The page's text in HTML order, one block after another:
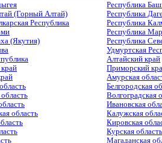
Республика
(Горный Алтай)
Республика
Республика
Республика
Республика
(Якутия)
Республика
Удмуртская
Алтайский край
Приморский
Амурская
Белгородская
Волгоградская
Ивановская
область
Калужская
Кировская
Курская
Магаданская